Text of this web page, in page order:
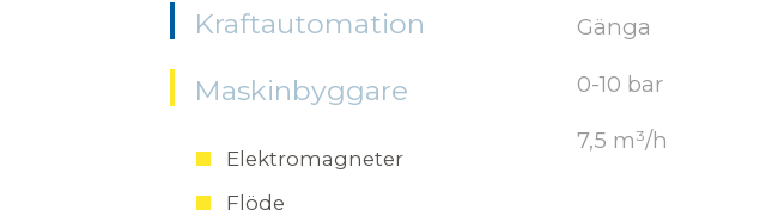
Kraftautomation
Maskinbyggare
Elektromagneter
Flöde
Gänga
0-10 bar
7,5 m³/h